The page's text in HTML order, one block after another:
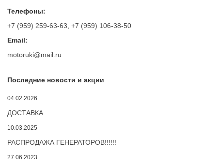
Телефоны:
+7 (959) 259-63-63 +7 (959) 106-38-50
Email:
motoruki@mail.ru
Последние новости и акции
04.02.2026
ДОСТАВКА
10.03.2025
РАСПРОДАЖА ГЕНЕРАТОРОВ!!!!!!
27.06.2023